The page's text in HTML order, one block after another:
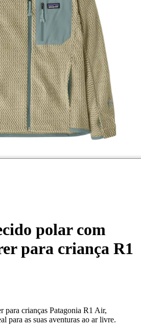
polar com
para criança R1
para crianças Patagonia R1 Air,
para as suas aventuras ao ar livre.